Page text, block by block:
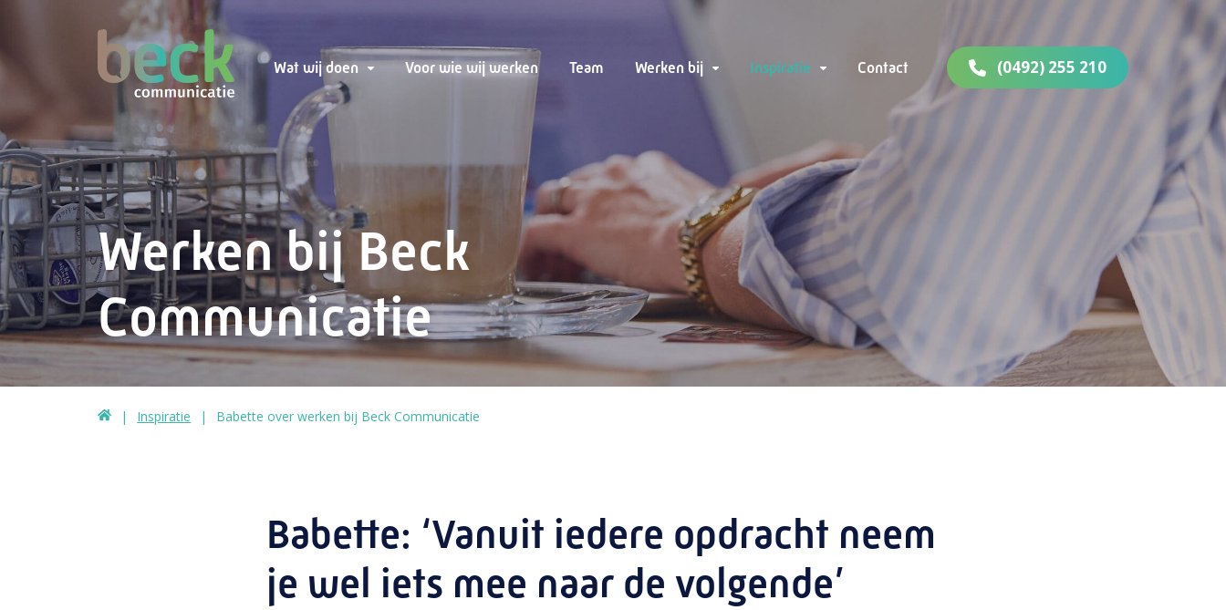
Wat wij doen Voor wie wij werken Team Werken bij Inspiratie Contact (0492) 255 210
Werken bij Beck
Communicatie
Inspiratie Babette over werken bij Beck Communicatie
Babette: ‘Vanuit iedere opdracht neem
je wel iets mee naar de volgende’